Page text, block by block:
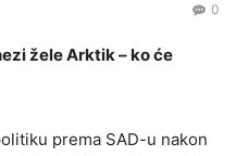
0
žele Arktik – ko će
prema SAD-u nakon